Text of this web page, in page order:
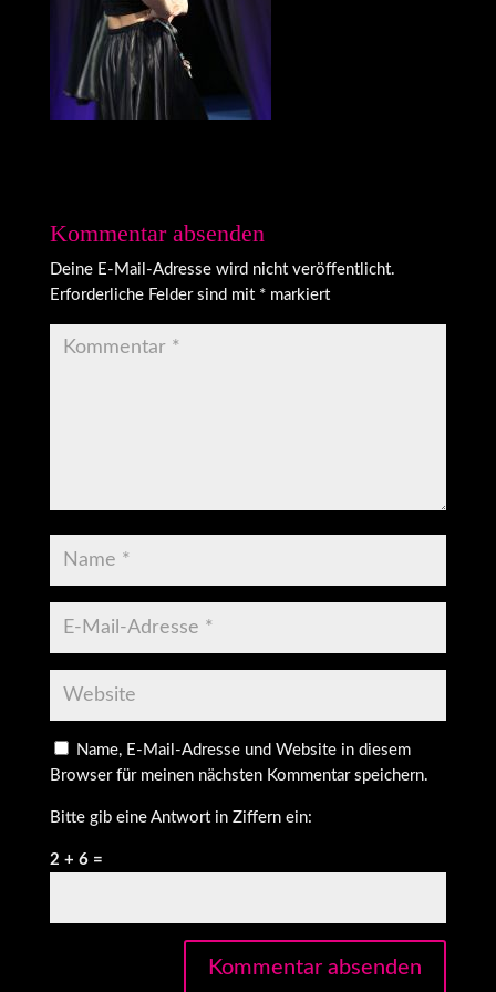
Kommentar absenden
Deine E-Mail-Adresse wird nicht veröffentlicht.
Erforderliche Felder sind mit *markiert
Name, E-Mail-Adresse und Website in diesem
Browser für meinen nächsten Kommentar speichern.
Bitte gib eine Antwort in Ziffern ein:
2 + 6 =